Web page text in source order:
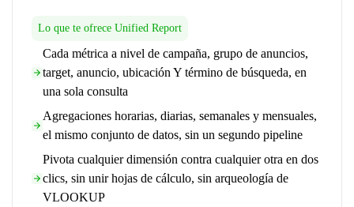
Lo que te ofrece Unified Report
Cada métrica a nivel de campaña, grupo de anuncios,
target, anuncio, ubicación Y término de búsqueda, en
una sola consulta
Agregaciones horarias, diarias, semanales y mensuales,
el mismo conjunto de datos, sin un segundo pipeline
Pivota cualquier dimensión contra cualquier otra en dos
clics, sin unir hojas de cálculo, sin arqueología de
VLOOKUP